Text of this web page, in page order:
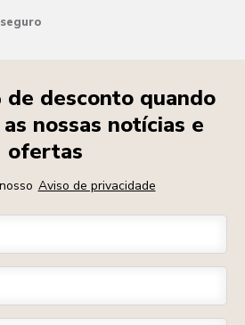
de desconto quando
nossas notícias e
ofertas
Aviso de privacidade